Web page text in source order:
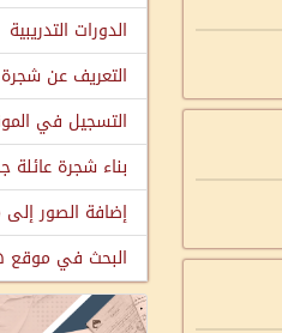
الدورات التدريبية
التعريف عن شجرة
التسجيل في
بناء شجرة عائلة
إضافة الصور إلى
البحث في موقع